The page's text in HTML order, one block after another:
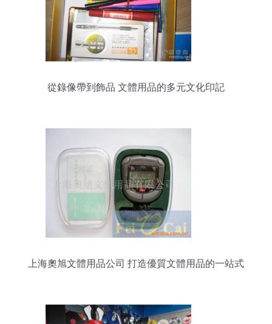
從錄像帶到飾品 文體用品的多元文化印記
上海奧旭文體用品公司 打造優質文體用品的一站式